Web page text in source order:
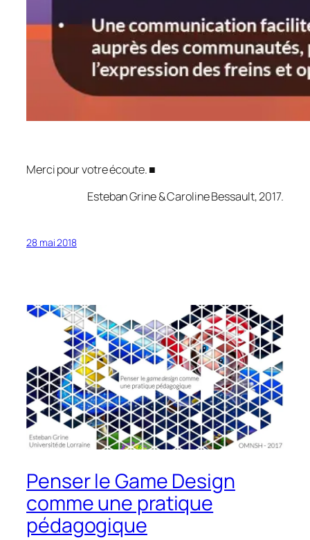
Merci pour votre écoute. ■
Esteban Grine & Caroline Bessault, 2017.
28 mai 2018
Penser le Game Design
comme une pratique
pédagogique